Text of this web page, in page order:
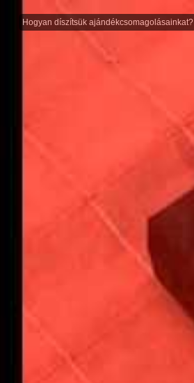
Hogyan díszítsük ajándékcsomagolásainkat?